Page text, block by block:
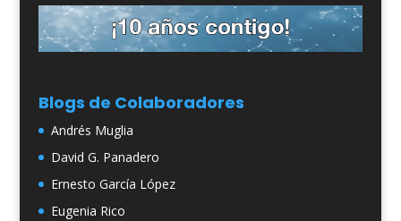
Blogs de Colaboradores
Andrés Muglia
David G. Panadero
Ernesto García López
Eugenia Rico